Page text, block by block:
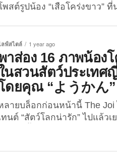
พสต์รูปน้อง “เสือโคร่งขาว”
ดนปลาดิบอีกเช่นเคย สำหรับเ
คร่งขาว” ตัวน้อยในสวนสัตว์
น้องจะกลายเป็นไวรัลเพราะ
ม่คาบไปแล้ว ล่าสุดน้องเขาก็
เหลวกันอีกครั้ง หลังโชว์โมเม
หน้าสุดฟิน เรียกว่าเป็นคอนเท
กคนไม่น้อยเลยทีเดียว! คุณช่
ลฟ์สไตล์ 1 year ago
าส่อง 16 ภาพน้อง
นสวนสัตว์ประเทศ
ดยคุณ “ようかん”
ลายบล็อกก่อนหน้านี้ The Joi
ทนต์ “สัตว์โลกน่ารัก” ไปแล้ว
นักพร้อมกับตุ๊กตาฝาแฝดของตั